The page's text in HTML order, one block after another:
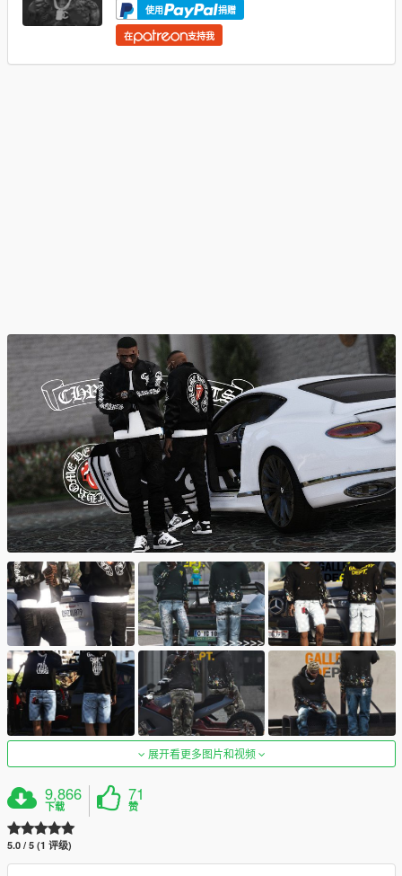
使用 捐赠
在 支持我
展开看更多图片和视频
9,866
下载
71
赞
5.0 / 5 (1 评级)